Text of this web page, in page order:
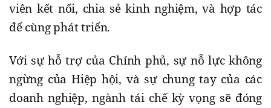
viên kết nối, chia sẻ kinh nghiệm, và hợp tác
để cùng phát triển.
Với sự hỗ trợ của Chính phủ, sự nỗ lực không
ngừng của Hiệp hội, và sự chung tay của các
doanh nghiệp, ngành tái chế kỳ vọng sẽ đóng